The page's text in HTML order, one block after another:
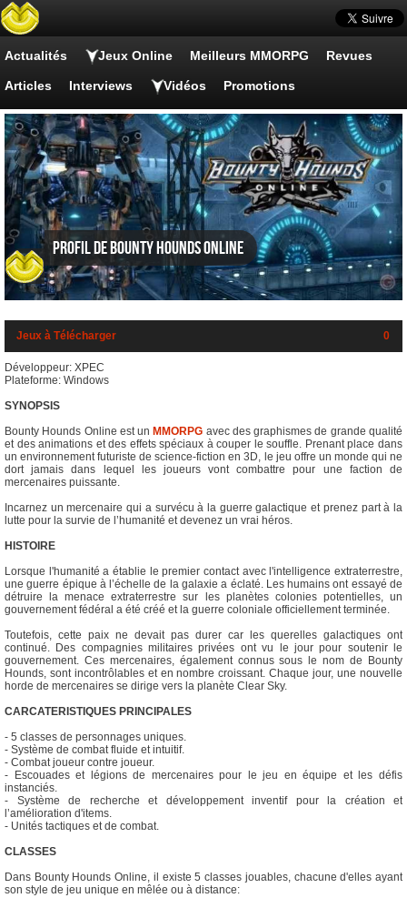
Actualités Jeux Online Meilleurs MMORPG Revues
Articles Interviews Vidéos Promotions
Profil de Bounty Hounds Online
Jeux à Télécharger 0
Développeur: XPEC
Plateforme: Windows
SYNOPSIS
Bounty Hounds Online est un MMORPG avec des graphismes de grande qualité
et des animations et des effets spéciaux à couper le souffle. Prenant place dans
un environnement futuriste de science-fiction en 3D, le jeu offre un monde qui ne
dort jamais dans lequel les joueurs vont combattre pour une faction de
mercenaires puissante.
Incarnez un mercenaire qui a survécu à la guerre galactique et prenez part à la
lutte pour la survie de l’humanité et devenez un vrai héros.
HISTOIRE
Lorsque l'humanité a établie le premier contact avec l'intelligence extraterrestre,
une guerre épique à l’échelle de la galaxie a éclaté. Les humains ont essayé de
détruire la menace extraterrestre sur les planètes colonies potentielles, un
gouvernement fédéral a été créé et la guerre coloniale officiellement terminée.
Toutefois, cette paix ne devait pas durer car les querelles galactiques ont
continué. Des compagnies militaires privées ont vu le jour pour soutenir le
gouvernement. Ces mercenaires, également connus sous le nom de Bounty
Hounds, sont incontrôlables et en nombre croissant. Chaque jour, une nouvelle
horde de mercenaires se dirige vers la planète Clear Sky.
CARCATERISTIQUES PRINCIPALES
- 5 classes de personnages uniques.
- Système de combat fluide et intuitif.
- Combat joueur contre joueur.
- Escouades et légions de mercenaires pour le jeu en équipe et les défis
instanciés.
- Système de recherche et développement inventif pour la création et
l’amélioration d'items.
- Unités tactiques et de combat.
CLASSES
Dans Bounty Hounds Online, il existe 5 classes jouables, chacune d'elles ayant
son style de jeu unique en mêlée ou à distance: